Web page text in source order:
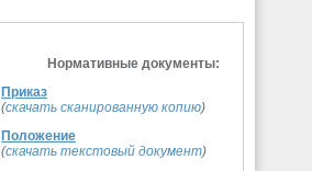
Нормативные документы:
Приказ
(скачать сканированную копию)
Положение
(скачать текстовый документ)